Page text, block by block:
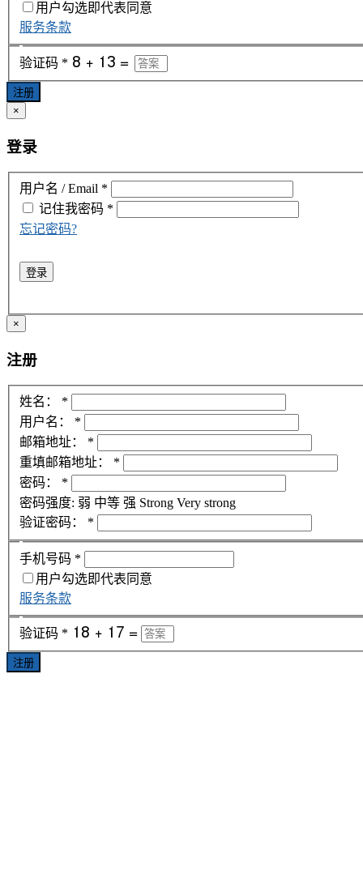
用户勾选即代表同意
服务条款
验证码 *
注册
×
登录
用户名 / Email *
密码 *
记住我
忘记密码?
登录
×
注册
姓名：
*
用户名：
*
邮箱地址：
*
重填邮箱地址：
*
密码：
*
密码强度: 弱 中等 强 Strong Very strong
验证密码：
*
手机号码 *
用户勾选即代表同意
服务条款
验证码 *
注册